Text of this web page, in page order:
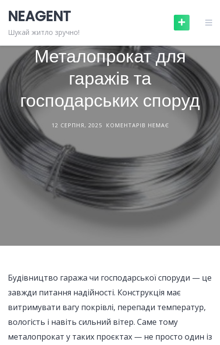
content
NEAGENT
Шукай житло зручно!БУДІВЕЛЬНЕ ОБЛАДНАННЯ
Металопрокат для
гаражів та
господарських споруд
12 СЕРПНЯ, 2025 КОМЕНТАРІВ НЕМАЄ
Будівництво гаража чи господарської споруди — це
завжди питання надійності. Конструкція має
витримувати вагу покрівлі, перепади температур,
вологість і навіть сильний вітер. Саме тому
металопрокат у таких проєктах — не просто один із